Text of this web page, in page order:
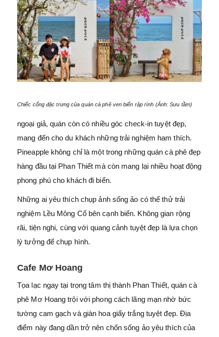
Chiếc cổng đặc trưng của quán cà phê ven biển rập rình (Ảnh: Sưu tầm)
ngoại giả, quán còn có nhiều góc check-in tuyệt đẹp,
mang đến cho du khách những trải nghiệm ham thích.
Pineapple không chỉ là một trong những quán cà phê đẹp
hàng đầu tại Phan Thiết mà còn mang lại nhiều hoạt động
phong phú cho khách đi biển.
Những ai yêu thích chụp ảnh sống ảo có thể thử trải
nghiệm Lều Mông Cổ bên cạnh biển. Không gian rộng
rãi, tiện nghi, cùng với quang cảnh tuyệt đẹp là lựa chọn
lý tưởng để chụp hình.
Cafe Mơ Hoang
Tọa lạc ngay tại trọng tâm thị thành Phan Thiết, quán cà
phê Mơ Hoang trội với phong cách lãng mạn nhờ bức
tường cam gạch và giàn hoa giấy trắng tuyệt đẹp. Địa
điểm này đang dần trở nên chốn sống ảo yêu thích của